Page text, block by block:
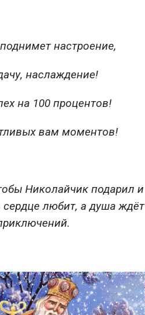
настроение,
наслаждение!
на 100 процентов!
вам моментов!
Николайчик подарил и
сердце любит, а душа ждёт